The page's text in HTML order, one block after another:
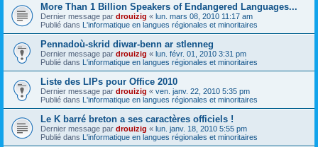
More Than 1 Billion Speakers of Endangered Languages...
Dernier message par drouizig « lun. mars 08, 2010 11:17 am
Publié dans L'informatique en langues régionales et minoritaires
Pennadoù-skrid diwar-benn ar stlenneg
Dernier message par drouizig « lun. févr. 01, 2010 3:31 pm
Publié dans L'informatique en langues régionales et minoritaires
Liste des LIPs pour Office 2010
Dernier message par drouizig « ven. janv. 22, 2010 5:35 pm
Publié dans L'informatique en langues régionales et minoritaires
Le K barré breton a ses caractères officiels !
Dernier message par drouizig « lun. janv. 18, 2010 5:55 pm
Publié dans L'informatique en langues régionales et minoritaires